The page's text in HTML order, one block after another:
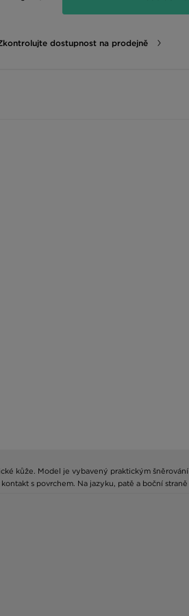
dostupnost na prodejně
kůže. Model je vybavený praktickým
s povrchem. Na jazyku, patě a boční